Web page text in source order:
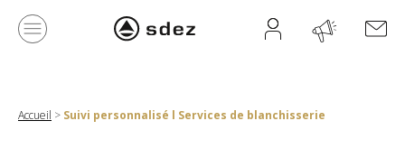
Accueil > Suivi personnalisé l Services de blanchisserie